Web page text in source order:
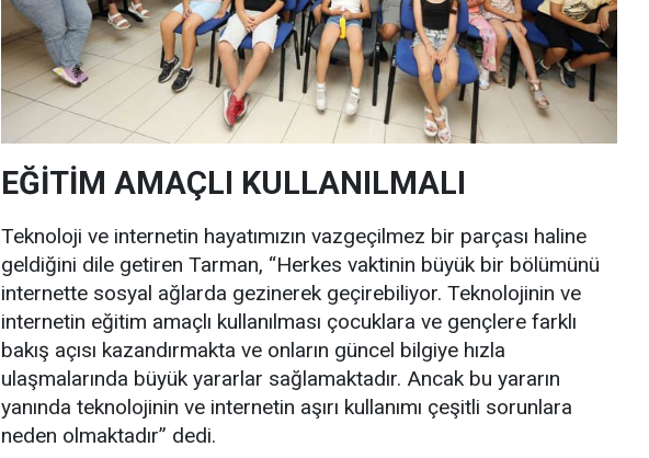
EĞİTİM AMAÇLI KULLANILMALI
Teknoloji ve internetin hayatımızın vazgeçilmez bir parçası haline
geldiğini dile getiren Tarman, “Herkes vaktinin büyük bir bölümünü
internette sosyal ağlarda gezinerek geçirebiliyor. Teknolojinin ve
internetin eğitim amaçlı kullanılması çocuklara ve gençlere farklı
bakış açısı kazandırmakta ve onların güncel bilgiye hızla
ulaşmalarında büyük yararlar sağlamaktadır. Ancak bu yararın
yanında teknolojinin ve internetin aşırı kullanımı çeşitli sorunlara
neden olmaktadır” dedi.